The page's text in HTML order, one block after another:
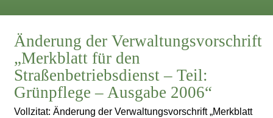
Änderung der Verwaltungsvorschrift
„Merkblatt für den
Straßenbetriebsdienst – Teil:
Grünpflege – Ausgabe 2006“
Vollzitat: Änderung der Verwaltungsvorschrift „Merkblatt